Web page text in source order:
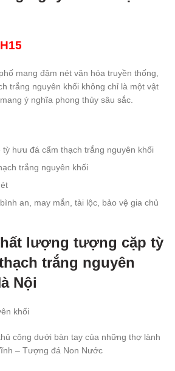
mang đậm nét văn hóa truyền thống,
trắng nguyên khối không chỉ là một vật
ý nghĩa phong thủy sâu sắc.
hưu đá cẩm thạch trắng nguyên khối
trắng nguyên khối
an, may mắn, tài lộc, bảo vệ gia chủ
lượng tượng cặp tỳ
trắng nguyên
Nội
khối
công dưới bàn tay của những thợ lành
– Tượng đá Non Nước